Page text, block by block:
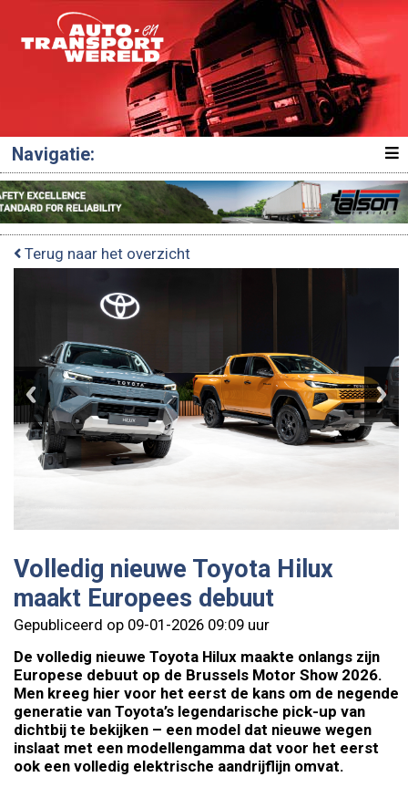
Navigatie:
Terug naar het overzicht
Volledig nieuwe Toyota Hilux
maakt Europees debuut
Gepubliceerd op 09-01-2026 09:09 uur
De volledig nieuwe Toyota Hilux maakte onlangs zijn
Europese debuut op de Brussels Motor Show 2026.
Men kreeg hier voor het eerst de kans om de negende
generatie van Toyota’s legendarische pick-up van
dichtbij te bekijken – een model dat nieuwe wegen
inslaat met een modellengamma dat voor het eerst
ook een volledig elektrische aandrijflijn omvat.